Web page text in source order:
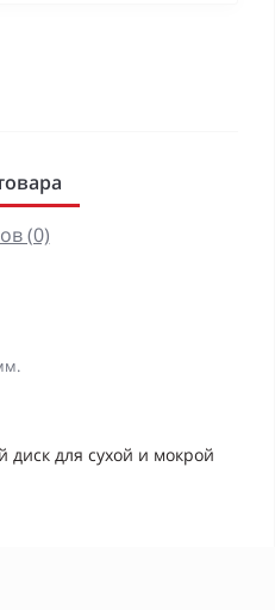
(0)
диск для сухой и мокрой